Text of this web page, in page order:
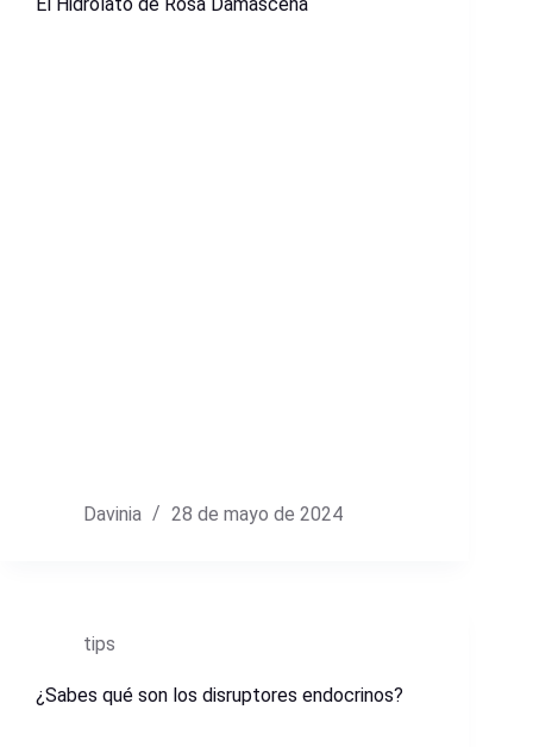
Davinia 28 de mayo de 2024
tips
¿Sabes qué son los disruptores endocrinos?